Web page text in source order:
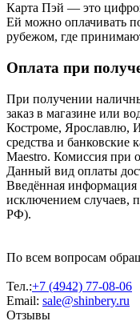
Карта Пэй — это
Ей можно оплачивать
рубежом, где
Оплата при
При получении
заказ в магазине или
Костроме, Ярославлю,
средства и
Maestro. Комиссия при
Данный вид оплаты
Введённая информация
исключением случаев,
РФ).
По всем вопросам
Тел.:+7 (4942) 77-08-06
Email: sale@shinbery.ru
Отзывы